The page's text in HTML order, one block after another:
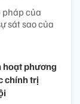
pháp của
sát sao của
hoạt phương
chính trị